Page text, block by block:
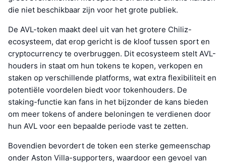
die niet beschikbaar zijn voor het grote publiek.
De AVL-token maakt deel uit van het grotere Chiliz-
ecosysteem, dat erop gericht is de kloof tussen sport en
cryptocurrency te overbruggen. Dit ecosysteem stelt AVL-
houders in staat om hun tokens te kopen, verkopen en
staken op verschillende platforms, wat extra flexibiliteit en
potentiële voordelen biedt voor tokenhouders. De
staking-functie kan fans in het bijzonder de kans bieden
om meer tokens of andere beloningen te verdienen door
hun AVL voor een bepaalde periode vast te zetten.
Bovendien bevordert de token een sterke gemeenschap
onder Aston Villa-supporters, waardoor een gevoel van